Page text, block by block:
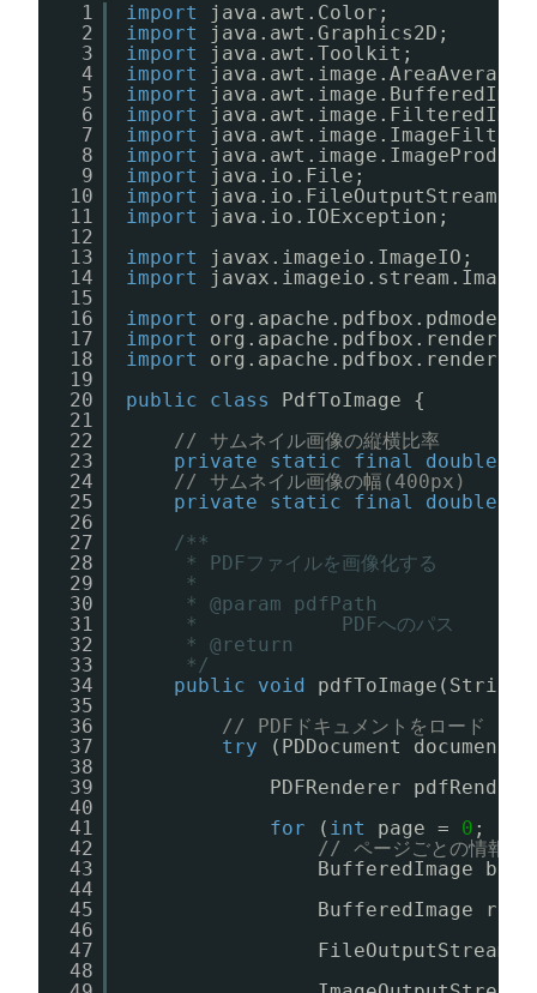
1
2
3
4
5
6
7
8
9
10
11
12
13
14
15
16
17
18
19
20
21
22
23
24
25
26
27
28
29
30
31
32
33
34
35
36
37
38
39
40
41
42
43
44
45
46
47
48
import
java.awt.Color;
import
java.awt.Graphics2D;
import
java.awt.Toolkit;
import
import
import
import
java.awt.image.ImageFilter;
import
import
java.io.File;
import
java.io.FileOutputStream;
import
java.io.IOException;
import
javax.imageio.ImageIO;
import
import
import
import
public
class
PdfToImage {
// サムネイル画像の縦横比率
private
static final double
// サムネイル画像の幅(400px)
private
static final double
/**
* PDFファイルを画像化する
*
* @param pdfPath
*            PDFへのパス
* @return
*/
public
void
// PDFドキュメントをロード
try
(PDDocument document
PDFRenderer
for
( int page = 0 ;
// ページごとの情報を
BufferedImage
BufferedImage
FileOutputStream